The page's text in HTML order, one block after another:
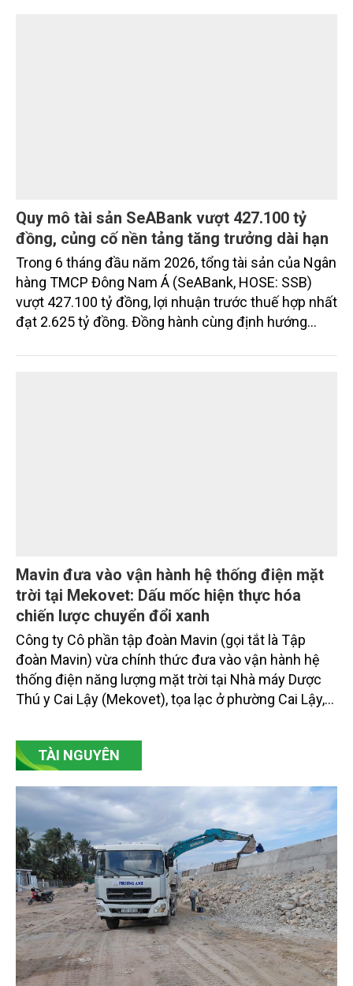
vụ được thiết kế dành riêng cho họ.
Quy mô tài sản SeABank vượt 427.100 tỷ
đồng, củng cố nền tảng tăng trưởng dài hạn
Trong 6 tháng đầu năm 2026, tổng tài sản của Ngân
hàng TMCP Đông Nam Á (SeABank, HOSE: SSB)
vượt 427.100 tỷ đồng, lợi nhuận trước thuế hợp nhất
đạt 2.625 tỷ đồng. Đồng hành cùng định hướng
SeABank tiếp tục duy trì hoạt động hiệu quả, mở
Mavin đưa vào vận hành hệ thống điện mặt
trời tại Mekovet: Dấu mốc hiện thực hóa
chiến lược chuyển đổi xanh
Công ty Cô phần tập đoàn Mavin (gọi tắt là Tập
thống điện năng lượng mặt trời tại Nhà máy Dược
Thú y Cai Lậy (Mekovet), tọa lạc ở phường Cai Lậy,
TÀI NGUYÊN